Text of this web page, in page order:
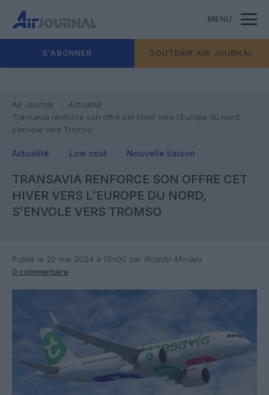
MENU
S'ABONNER SOUTENIR AIR JOURNAL
Air Journal
Actualité
Transavia renforce son offre cet hiver vers l’Europe du nord,
s’envole vers Tromso
Actualité Low cost Nouvelle liaison
TRANSAVIA RENFORCE SON OFFRE CET
HIVER VERS L’EUROPE DU NORD,
S’ENVOLE VERS TROMSO
Publié le 22 mai 2024 à 13h00 par Ricardo Moraes
0 commentaire